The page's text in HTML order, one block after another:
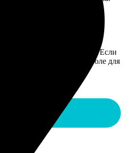
способ доставки заказа. Если
его в специальное поле для